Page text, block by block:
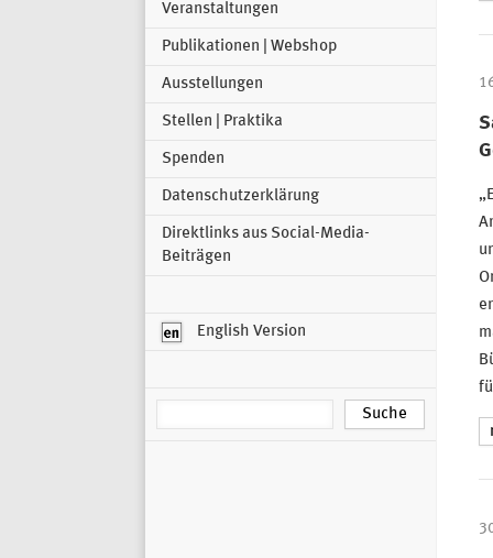
Veranstaltungen
Publikationen | Webshop
Ausstellungen
Stellen | Praktika
Spenden
Datenschutzerklärung
Direktlinks aus Social-Media-
Beiträgen
English Version